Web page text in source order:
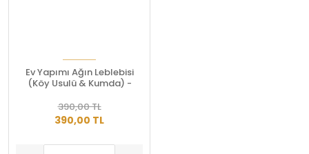
Ev Yapımı Ağın Leblebisi
(Köy Usulü & Kumda) -
390,00 TL
390,00 TL